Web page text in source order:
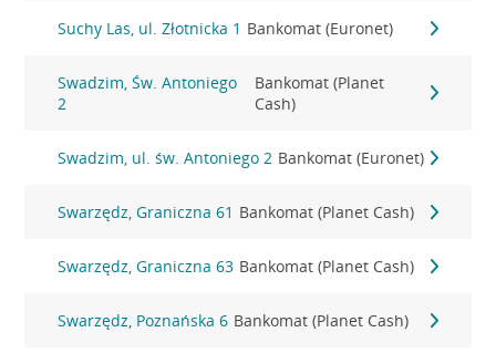
Suchy Las, ul. Złotnicka 1 Bankomat (Euronet)
Swadzim, Św. Antoniego
2
Bankomat (Planet
Cash)
Swadzim, ul. św. Antoniego 2 Bankomat (Euronet)
Swarzędz, Graniczna 61 Bankomat (Planet Cash)
Swarzędz, Graniczna 63 Bankomat (Planet Cash)
Swarzędz, Poznańska 6 Bankomat (Planet Cash)